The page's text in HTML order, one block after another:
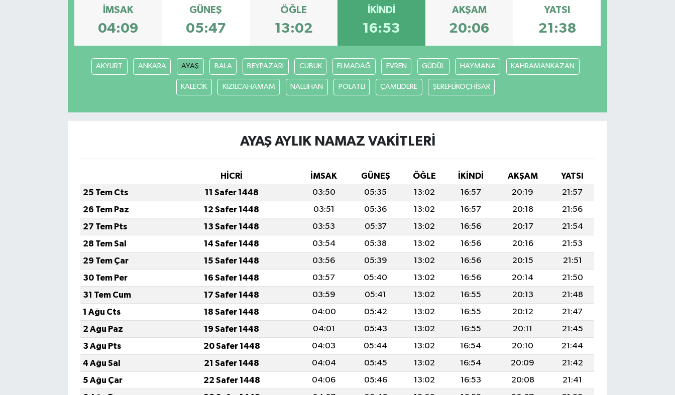
İMSAK
04:09
GÜNEŞ
05:47
ÖĞLE
13:02
İKINDI
16:53
AKŞAM
20:06
YATSI
21:38
AKYURT ANKARA AYAŞ BALA BEYPAZARI CUBUK ELMADAĞ EVREN GÜDÜL HAYMANA KAHRAMANKAZAN
KALECİK KIZILCAHAMAM NALLIHAN POLATLI ÇAMLIDERE ŞEREFLİKOÇHİSAR
AYAŞ AYLIK NAMAZ VAKITLERI
HİCRİ İMSAK GÜNEŞ ÖĞLE İKINDI AKŞAM
YATSI
25 Tem Cts
11 Safer 1448 03:50 05:35 13:02 16:57 20:19
21:57
26 Tem Paz
12 Safer 1448 03:51 05:36 13:02 16:57 20:18
21:56
27 Tem Pts
13 Safer 1448 03:53 05:37 13:02 16:56 20:17
21:54
28 Tem Sal
14 Safer 1448 03:54 05:38 13:02 16:56 20:16
21:53
29 Tem Çar
15 Safer 1448 03:56 05:39 13:02 16:56 20:15
21:51
30 Tem Per
16 Safer 1448 03:57 05:40 13:02 16:56 20:14
21:50
31 Tem Cum
17 Safer 1448 03:59 05:41 13:02 16:55 20:13
21:48
1 Ağu Cts
18 Safer 1448 04:00 05:42 13:02 16:55 20:12
21:47
2 Ağu Paz
19 Safer 1448 04:01 05:43 13:02 16:55 20:11
21:45
3 Ağu Pts
20 Safer 1448 04:03 05:44 13:02 16:54 20:10
21:44
4 Ağu Sal
21 Safer 1448 04:04 05:45 13:02 16:54 20:09
21:42
5 Ağu Çar
22 Safer 1448 04:06 05:46 13:02 16:53 20:08
21:41